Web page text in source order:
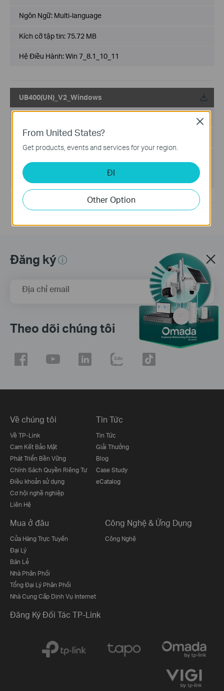
Ngôn Ngữ: Multi-language
Kích cỡ tập tin:75.72 MB
Hệ Điều Hành: Win 7_8.1_10_11
UB400(UN)_V2_Windows
Về
Ngôn Ngữ: Multi-language
Hệ Điều Hành: win11/win10/win8.1/win7
Đăng ký
Địa chỉ email Đăng Ký
Theo dõi chúng tôi
Về chúng tôi
Về TP-Link
Cam Kết Bảo Mật
Phát Triển Bền Vững
Chính Sách Quyền Riêng Tư
Điều khoản sử dụng
Cơ hội nghề nghiệp
Liên Hệ
Tin Tức
Tin Tức
Giải Thưởng
Blog
Case Study
eCatalog
Mua ở đâu
Cửa Hàng Trực Tuyến
Đại Lý
Bán Lẻ
Nhà Phân Phối
Tổng Đại Lý Phân Phối
Nhà Cung Cấp Dịnh Vụ Internet
Công Nghệ & Ứng Dụng
Công Nghệ
Đăng Ký Đối Tác TP-Link
From United States?
Get products, events and services for your region.
ĐI
Other Option
Close